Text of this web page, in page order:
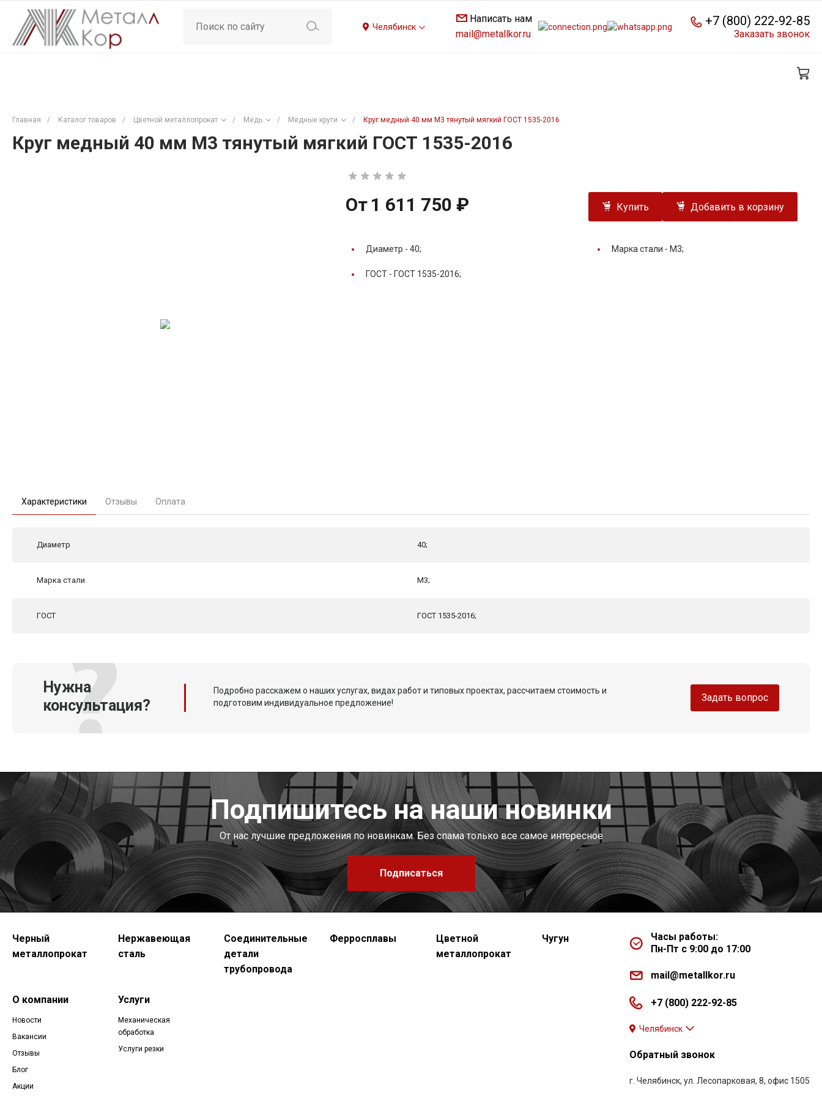
Челябинск
Написать нам
mail@metallkor.ru
+7 (800) 222-92-85
Заказать звонок
Главная / Каталог товаров / Цветной металлопрокат / Медь / Медные круги / Круг медный 40 мм М3 тянутый мягкий ГОСТ 1535-2016
Круг медный 40 мм М3 тянутый мягкий ГОСТ 1535-2016
От 1 611 750 ₽ Купить Добавить в корзину
Диаметр - 40; Марка стали - М3;
ГОСТ - ГОСТ 1535-2016;
Характеристики Отзывы Оплата
Диаметр 40;
Марка стали М3;
ГОСТ ГОСТ 1535-2016;
Нужна
консультация?
Подробно расскажем о наших услугах, видах работ и типовых проектах, рассчитаем стоимость и
подготовим индивидуальное предложение!
Задать вопрос
Подпишитесь на наши новинки
От нас лучшие предложения по новинкам. Без спама только все самое интересное
Подписаться
Черный
металлопрокат
Нержавеющая
сталь
Соединительные
детали
трубопровода
Ферросплавы
Цветной
металлопрокат
Чугун
О компании
Новости
Вакансии
Отзывы
Блог
Акции
Услуги
Механическая
обработка
Услуги резки
Часы работы:
Пн-Пт с 9:00 до 17:00
mail@metallkor.ru
+7 (800) 222-92-85
Челябинск
Обратный звонок
г. Челябинск, ул. Лесопарковая, 8, офис 1505